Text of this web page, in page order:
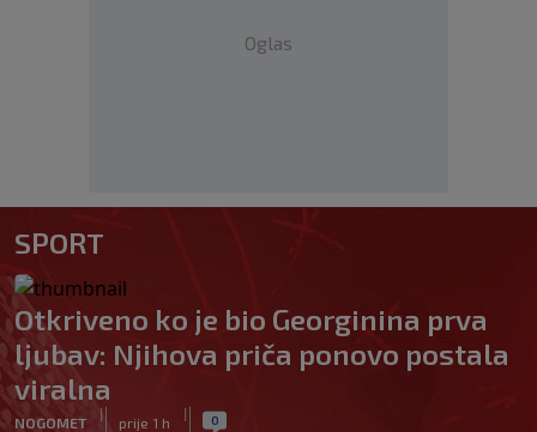
Oglas
SPORT
Otkriveno ko je bio Georginina prva
ljubav: Njihova priča ponovo postala
viralna
NOGOMET
|
prije 1 h
| 0